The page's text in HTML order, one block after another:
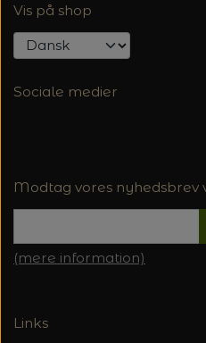
Vis på shop
Sociale medier
Modtag vores nyhedsbrev
(mere information)
Links